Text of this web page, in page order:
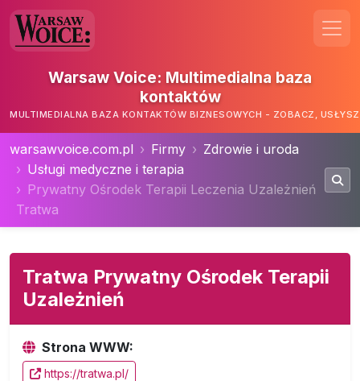
Warsaw Voice: Multimedialna baza
kontaktów
MULTIMEDIALNA BAZA KONTAKTÓW BIZNESOWYCH - ZOBACZ,
warsawvoice.com.pl Firmy
Zdrowie i uroda
Usługi medyczne i terapia
Prywatny Ośrodek Terapii Leczenia Uzależnień
Tratwa
Tratwa Prywatny Ośrodek Terapii
Uzależnień
Strona WWW:
https://tratwa.pl/